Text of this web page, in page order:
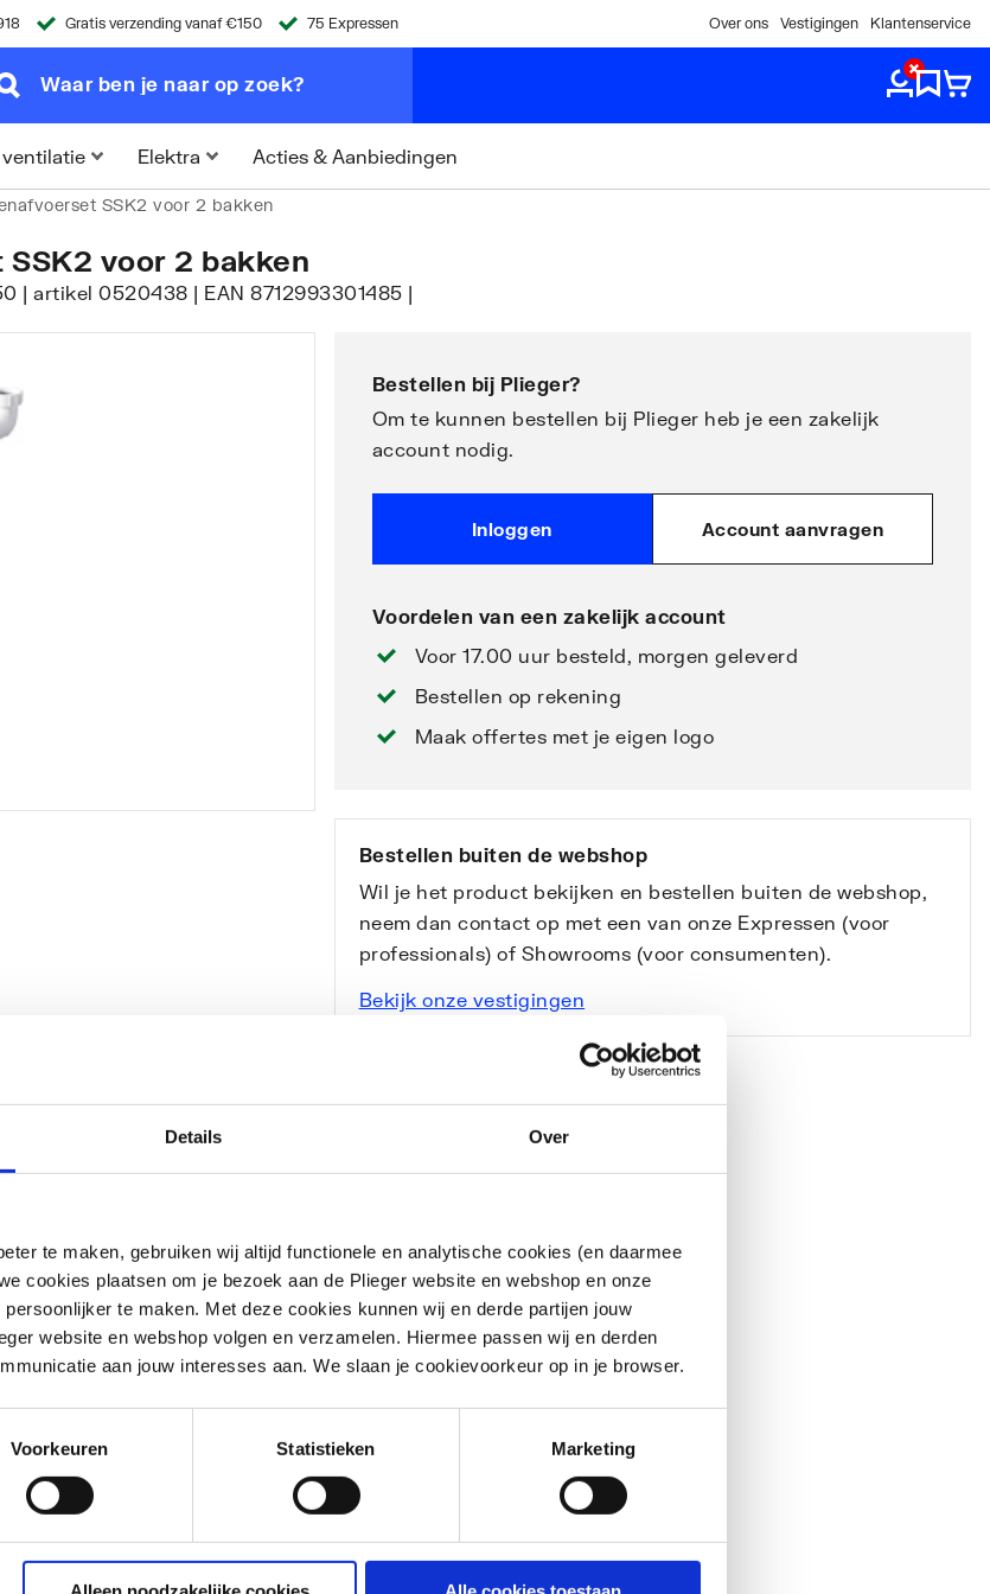
Details Over
te maken, gebruiken wij altijd functionele en analytische cookies (en daarmee
cookies plaatsen om je bezoek aan de Plieger website en webshop en onze
te maken. Met deze cookies kunnen wij en derde partijen jouw
website en webshop volgen en verzamelen. Hiermee passen wij en derden
aan jouw interesses aan. We slaan je cookievoorkeur op in je browser.
Voorkeuren Statistieken Marketing
Gratis verzending vanaf €150 75 Expressen Over ons Vestigingen Klantenservice
Elektra Acties & Aanbiedingen
SSK2 voor 2 bakken
voor 2 bakken
| artikel 0520438 | EAN 8712993301485 |
Bestellen bij Plieger?
Om te kunnen bestellen bij Plieger heb je een zakelijk
account nodig.
Inloggen Account aanvragen
Voordelen van een zakelijk account
Voor 17.00 uur besteld, morgen geleverd
Bestellen op rekening
Maak offertes met je eigen logo
Bestellen buiten de webshop
Wil je het product bekijken en bestellen buiten de webshop,
neem dan contact op met een van onze Expressen (voor
professionals) of Showrooms (voor consumenten).
Bekijk onze vestigingen